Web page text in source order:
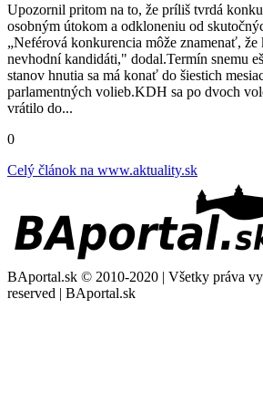
Upozornil pritom na to, že príliš tvrdá
osobným útokom a odkloneniu od
„Neférová konkurencia môže znamenať, že
nevhodní kandidáti," dodal.Termín snemu
stanov hnutia sa má konať do šiestich
parlamentných volieb.KDH sa po dvoch
vrátilo do...
0
Celý článok na www.aktuality.sk
BAportal.sk © 2010-2020 | Všetky práva
reserved | BAportal.sk